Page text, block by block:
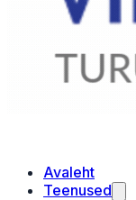
Avaleht
Teenused